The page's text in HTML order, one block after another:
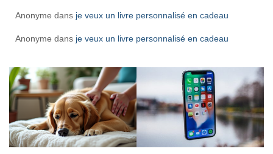
Anonyme dans je veux un livre personnalisé en cadeau
Anonyme dans je veux un livre personnalisé en cadeau